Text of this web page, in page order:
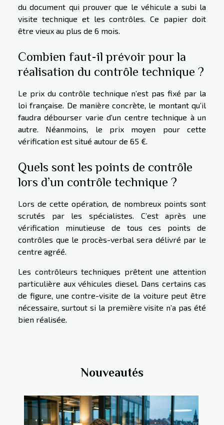
du document qui prouver que le véhicule a subi la
visite technique et les contrôles. Ce papier doit
être vieux au plus de 6 mois.
Combien faut-il prévoir pour la
réalisation du contrôle technique ?
Le prix du contrôle technique n’est pas fixé par la
loi française. De manière concrète, le montant qu’il
faudra débourser varie d’un centre technique à un
autre. Néanmoins, le prix moyen pour cette
vérification est situé autour de 65 €.
Quels sont les points de contrôle
lors d’un contrôle technique ?
Lors de cette opération, de nombreux points sont
scrutés par les spécialistes. C’est après une
vérification minutieuse de tous ces points de
contrôles que le procès-verbal sera délivré par le
centre agréé.
Les contrôleurs techniques prêtent une attention
particulière aux véhicules diesel. Dans certains cas
de figure, une contre-visite de la voiture peut être
nécessaire, surtout si la première visite n’a pas été
bien réalisée.
Nouveautés